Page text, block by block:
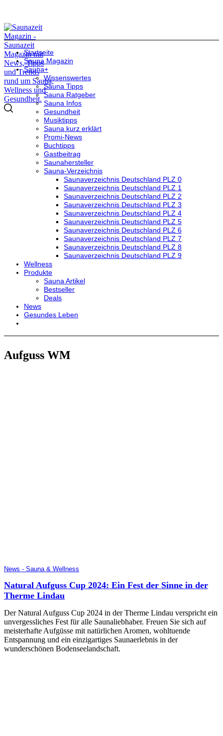
Startseite
Sauna Magazin
Sauna+
Wissenswertes
Sauna Tipps
Sauna Ratgeber
Sauna Infos
Gesundheit
Musiktipps
Sauna kurz erklärt
Promi-News
Buchtipps
Gastbeitrag
Saunahersteller
Sauna-Verzeichnis
Saunaverzeichnis Deutschland PLZ 0
Saunaverzeichnis Deutschland PLZ 1
Saunaverzeichnis Deutschland PLZ 2
Saunaverzeichnis Deutschland PLZ 3
Saunaverzeichnis Deutschland PLZ 4
Saunaverzeichnis Deutschland PLZ 5
Saunaverzeichnis Deutschland PLZ 6
Saunaverzeichnis Deutschland PLZ 7
Saunaverzeichnis Deutschland PLZ 8
Saunaverzeichnis Deutschland PLZ 9
Wellness
Produkte
Sauna Artikel
Bestseller
Deals
News
Gesundes Leben
Aufguss WM
News - Sauna & Wellness
Natural Aufguss Cup 2024: Ein Fest der Sinne in der
Therme Lindau
Der Natural Aufguss Cup 2024 in der Therme Lindau verspricht ein
unvergessliches Fest für alle Saunaliebhaber. Freuen Sie sich auf
meisterhafte Aufgüsse mit natürlichen Aromen, wohltuende
Entspannung und ein einzigartiges Saunaerlebnis in der
wunderschönen Bodenseelandschaft.